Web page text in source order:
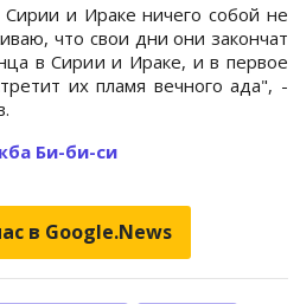
и Ираке ничего собой не
что свои дни они закончат
в Сирии и Ираке, и в первое
их пламя вечного ада", -
Би-би-си
в Google.News